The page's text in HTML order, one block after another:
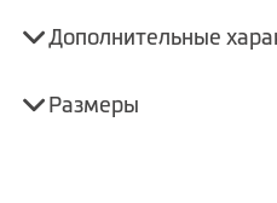
Дополнительные
Размеры